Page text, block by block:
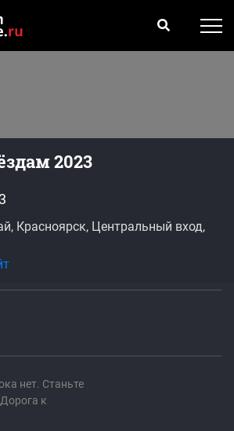
2023
нет. Станьте
к
Красноярск, Центральный вход,